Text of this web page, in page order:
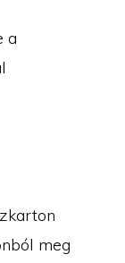
a
meg